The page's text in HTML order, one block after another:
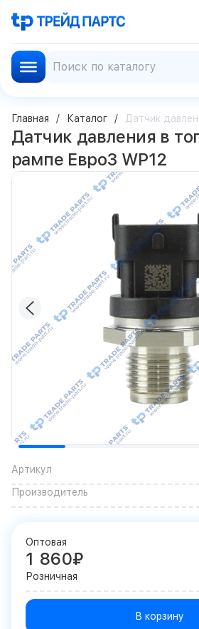
Главная Каталог Датчик
Датчик давления в
рампе Евро3 WP12
Артикул
Производитель
Оптовая
1 860₽
Розничная
В корзину